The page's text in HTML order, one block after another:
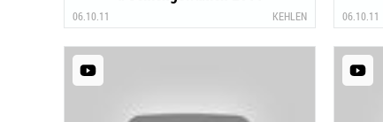
06.10.11 KEHLEN 06.10.11